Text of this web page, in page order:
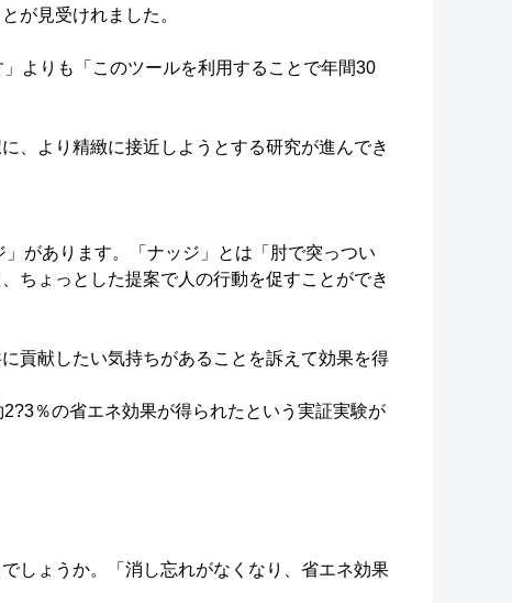
が見受けれました。
よりも「このツールを利用することで年間30
、より精緻に接近しようとする研究が進んでき
があります。「ナッジ」とは「肘で突っつい
ちょっとした提案で人の行動を促すことができ
貢献したい気持ちがあることを訴えて効果を得
％の省エネ効果が得られたという実証実験が
しょうか。「消し忘れがなくなり、省エネ効果